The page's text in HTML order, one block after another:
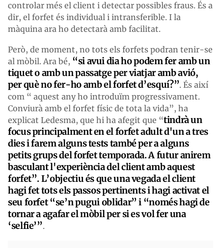
controlar més el client i detectar possibles fraus. És a
dir, el forfet és individual i intransferible. I la
màquina ara ho detectarà amb facilitat.
Però, de moment, no tots els forfets podran tenir-se
al mòbil. Ara bé, “si avui dia ho podem fer amb un
tiquet o amb un passatge per viatjar amb avió,
per què no fer-ho amb el forfet d’esquí?”. És així
com “ aquest any ho introduïm progressivament.
Conviurà amb el forfet físic de tota la vida”, ha
explicat Ledesma, que hi ha afegit que “tindrà un
focus principalment en el forfet adult d'un a tres
dies i farem alguns tests també per a alguns
petits grups del forfet temporada. A futur anirem
basculant l'experiència del client amb aquest
forfet”. L’objectiu és que una vegada el client
hagi fet tots els passos pertinents i hagi activat el
seu forfet “se’n pugui oblidar” i “només hagi de
tornar a agafar el mòbil per si es vol fer una
‘selfie’”.